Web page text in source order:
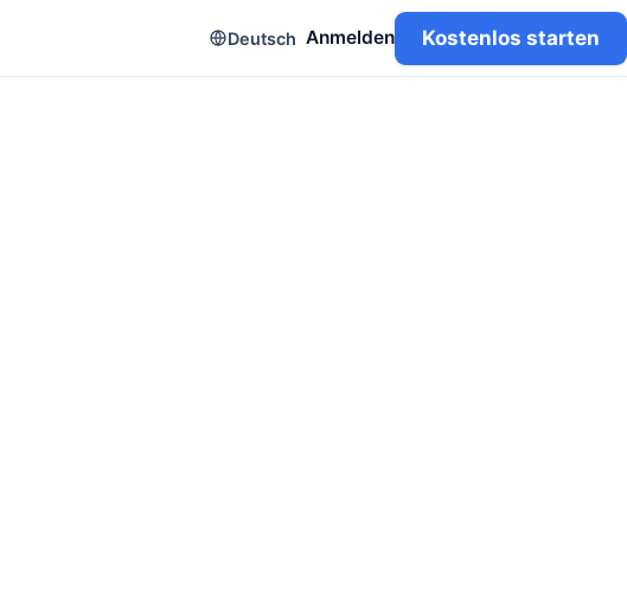
Deutsch Anmelden Kostenlos starten